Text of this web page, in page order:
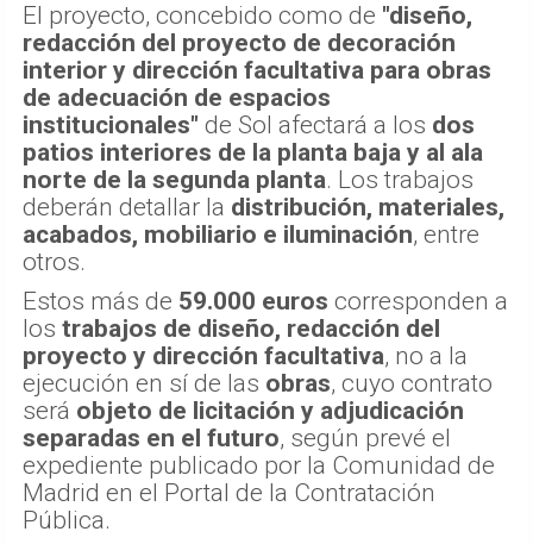
El proyecto, concebido como de "diseño,
redacción del proyecto de decoración
interior y dirección facultativa para obras
de adecuación de espacios
institucionales" de Sol afectará a los dos
patios interiores de la planta baja y al ala
norte de la segunda planta. Los trabajos
deberán detallar la distribución, materiales,
acabados, mobiliario e iluminación, entre
otros.
Estos más de 59.000 euros corresponden a
los trabajos de diseño, redacción del
proyecto y dirección facultativa, no a la
ejecución en sí de las obras, cuyo contrato
será objeto de licitación y adjudicación
separadas en el futuro, según prevé el
expediente publicado por la Comunidad de
Madrid en el Portal de la Contratación
Pública.